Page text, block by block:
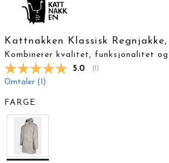
Kattnakken Klassisk Regnjakke,
Kombinerer kvalitet, funksjonalitet
Gjennomsnittskarakter:
5.0 ( stemmer:
)
Omtaler ( )
FARGE